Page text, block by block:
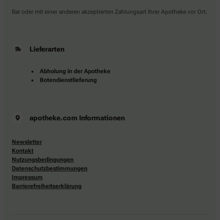
Bar oder mit einer anderen akzeptierten Zahlungsart Ihrer Apotheke vor Ort.
Lieferarten
Abholung in der Apotheke
Botendienstlieferung
apotheke.com Informationen
Newsletter
Kontakt
Nutzungsbedingungen
Datenschutzbestimmungen
Impressum
Barrierefreiheitserklärung